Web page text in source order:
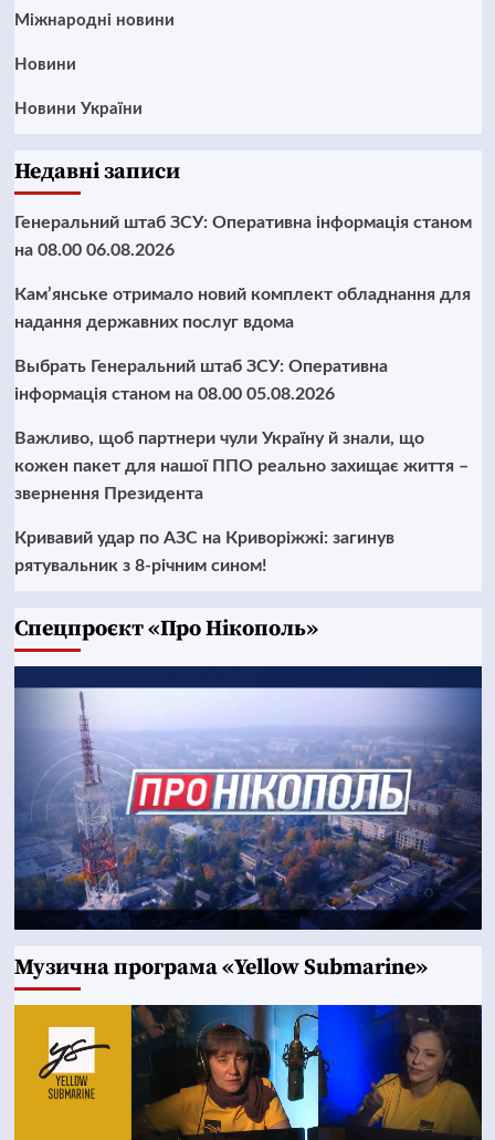
Міжнародні новини
Новини
Новини України
Недавні записи
Генеральний штаб ЗСУ: Оперативна інформація станом
на 08.00 06.08.2026
Кам’янське отримало новий комплект обладнання для
надання державних послуг вдома
Выбрать Генеральний штаб ЗСУ: Оперативна
інформація станом на 08.00 05.08.2026
Важливо, щоб партнери чули Україну й знали, що
кожен пакет для нашої ППО реально захищає життя –
звернення Президента
Кривавий удар по АЗС на Криворіжжі: загинув
рятувальник з 8-річним сином!
Cпецпроєкт «Про Нікополь»
Музична програма «Yellow Submarine»